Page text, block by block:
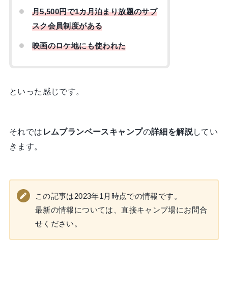
月5,500円で1カ月泊まり放題のサブ
スク会員制度がある
映画のロケ地にも使われた
といった感じです。
それでは レムブランベースキャンプの詳細を解説してい
きます。
この記事は2023年1月時点での情報です。
最新の情報については、直接キャンプ場にお問合
せください。